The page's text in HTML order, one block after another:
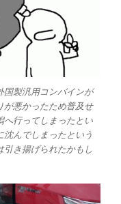
国製汎用コンバインが
が悪かったため普及せ
へ行ってしまったとい
沈んでしまったという
引き揚げられたかもし